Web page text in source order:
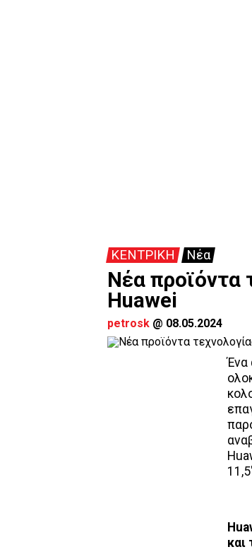
ΚΕΝΤΡΙΚΗ Νέα
Nέα προϊόντα
Huawei
petrosk @ 08.05.2024
Ένα
και